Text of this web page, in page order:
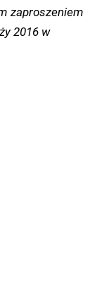
zaproszeniem
2016 w